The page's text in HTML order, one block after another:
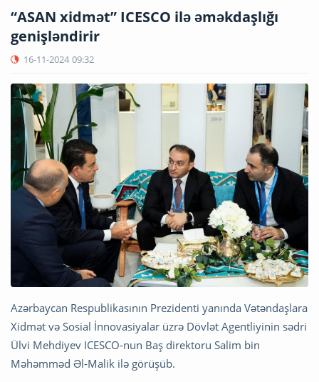
“ASAN xidmət” ICESCO ilə əməkdaşlığı
genişləndirir
16-11-2024 09:32
Azərbaycan Respublikasının Prezidenti yanında Vətəndaşlara
Xidmət və Sosial İnnovasiyalar üzrə Dövlət Agentliyinin sədri
Ülvi Mehdiyev ICESCO-nun Baş direktoru Salim bin
Məhəmməd Əl-Malik ilə görüşüb.